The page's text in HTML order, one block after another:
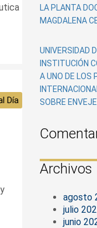
Día
LA PLANTA
MAGDALENA
UNIVERSIDAD
INSTITUCIÓN
A UNO DE LOS
SOBRE
Archivos
agosto
julio
junio